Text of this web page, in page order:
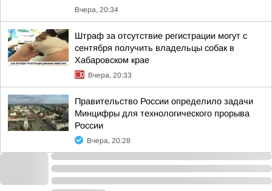
Вчера, 20:34
Штраф за отсутствие регистрации могут с
сентября получить владельцы собак в
Хабаровском крае
Вчера, 20:33
Правительство России определило задачи
Минцифры для технологического прорыва
России
Вчера, 20:28